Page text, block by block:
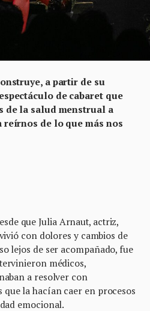
a partir de su
de cabaret que
de la salud menstrual a
reírnos de lo que más nos
que Julia Arnaut, actriz,
con dolores y cambios de
lejos de ser acompañado, fue
médicos,
a resolver con
la hacían caer en procesos
emocional.